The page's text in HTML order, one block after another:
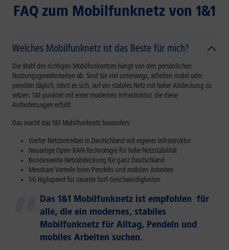
FAQ zum Mobilfunknetz von 1&1
Welches Mobilfunknetz ist das Beste für mich?
Die Wahl des richtigen Mobilfunknetzes hängt von den persönlichen
Nutzungsgewohnheiten ab. Sind Sie viel unterwegs, arbeiten mobil oder
pendeln täglich, lohnt es sich, auf ein stabiles Netz mit hoher Abdeckung zu
setzen. 1&1 punktet mit einer modernen Infrastruktur, die diese
Anforderungen erfüllt.
Das macht das 1&1 Mobilfunknetz besonders:
Vierter Netzbetreiber in Deutschland mit eigener Infrastruktur
Neuartige Open-RAN-Technologie für hohe Netzstabilität
Bundesweite Netzabdeckung für ganz Deutschland
Messbare Vorteile beim Pendeln und mobilen Arbeiten
5G Highspeed für rasante Surf-Geschwindigkeiten
Das 1&1 Mobilfunknetz ist empfohlen für
alle, die ein modernes, stabiles
Mobilfunknetz für Alltag, Pendeln und
mobiles Arbeiten suchen.